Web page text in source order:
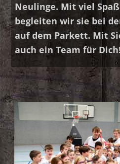
Neulinge. Mit viel
begleiten wir sie bei
auf dem Parkett. Mit
auch ein Team für Dich!